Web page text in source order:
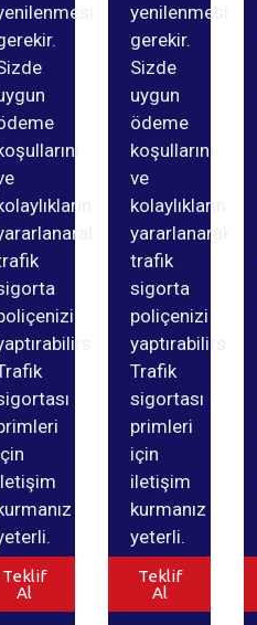
Teklif
Al
yenilenmesi
gerekir.
Sizde
uygun
ödeme
koşullarını
ve
kolaylıklarından
yararlanarak
trafik
sigorta
poliçenizi
yaptırabilirsiniz.
Trafik
sigortası
primleri
için
iletişim
kurmanız
yeterli.
Teklif
Al